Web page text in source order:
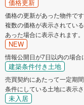
価格更新
価格の更新があった物件です
複数の価格が表示されてい
あった場合に表示されます。
NEW
情報公開日が7日以内の場合
建築条件付き土地
売買契約にあたって一定期
条件にしている土地に表示さ
未入居